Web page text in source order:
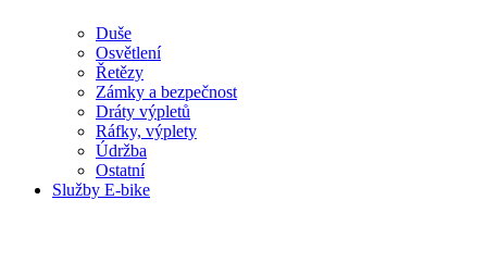
Duše
Osvětlení
Řetězy
Zámky a bezpečnost
Dráty výpletů
Ráfky, výplety
Údržba
Ostatní
Služby E-bike